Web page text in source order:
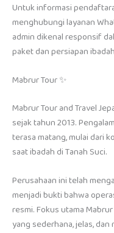
Untuk informasi
menghubungi layanan
admin dikenal responsif
paket dan persiapan
Mabrur Tour ✨
Mabrur Tour and Travel
sejak tahun 2013.
terasa matang, mulai dari
saat ibadah di Tanah Suci.
Perusahaan ini telah
menjadi bukti bahwa
resmi. Fokus utama
yang sederhana, jelas,